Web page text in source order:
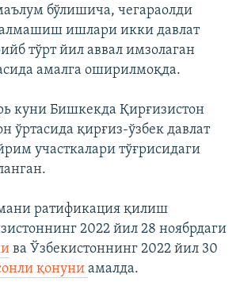
бўлишича, чегараолди
алмашиш ишлари икки давлат
тўрт йил аввал имзолаган
амалга оширилмоқда.
куни Бишкекда Қирғизистон
ўртасида қирғиз-ўзбек давлат
участкалари тўғрисидаги
ратификация қилиш
2022 йил 28 ноябрдаги
ва Ўзбекистоннинг 2022 йил 30
қонуни амалда.